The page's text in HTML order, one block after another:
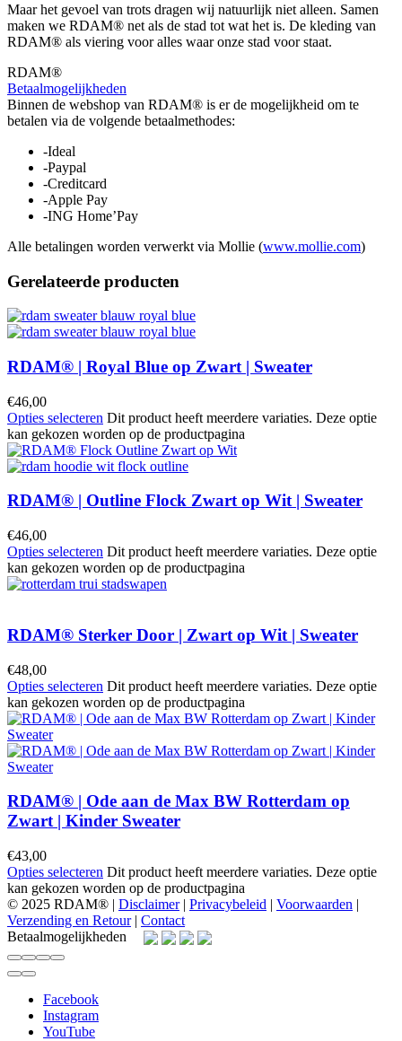
Maar het gevoel van trots dragen wij natuurlijk niet alleen. Samen
maken we RDAM® net als de stad tot wat het is. De kleding van
RDAM® als viering voor alles waar onze stad voor staat.
RDAM®
Betaalmogelijkheden
Binnen de webshop van RDAM® is er de mogelijkheid om te
betalen via de volgende betaalmethodes:
-Ideal
-Paypal
-Creditcard
-Apple Pay
-ING Home’Pay
Alle betalingen worden verwerkt via Mollie (www.mollie.com)
Gerelateerde producten
RDAM® | Royal Blue op Zwart | Sweater
€46,00
Opties selecteren Dit product heeft meerdere variaties. Deze optie
kan gekozen worden op de productpagina
RDAM® | Outline Flock Zwart op Wit | Sweater
€46,00
Opties selecteren Dit product heeft meerdere variaties. Deze optie
kan gekozen worden op de productpagina
RDAM® Sterker Door | Zwart op Wit | Sweater
€48,00
Opties selecteren Dit product heeft meerdere variaties. Deze optie
kan gekozen worden op de productpagina
RDAM® | Ode aan de Max BW Rotterdam op
Zwart | Kinder Sweater
€43,00
Opties selecteren Dit product heeft meerdere variaties. Deze optie
kan gekozen worden op de productpagina
© 2025 RDAM® | Disclaimer| Privacybeleid | Voorwaarden |
Verzending en Retour| Contact
Betaalmogelijkheden
Facebook
Instagram
YouTube